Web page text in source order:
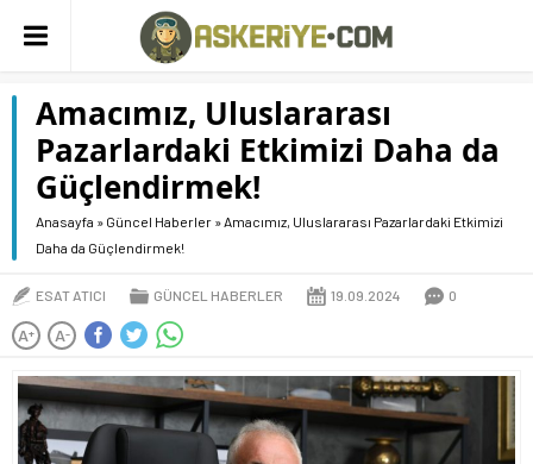
Amacımız, Uluslararası
Pazarlardaki Etkimizi Daha da
Güçlendirmek!
Anasayfa » Güncel Haberler »Amacımız, Uluslararası Pazarlardaki Etkimizi
Daha da Güçlendirmek!
ESAT ATICI GÜNCEL HABERLER 19.09.2024 0
A+ A-